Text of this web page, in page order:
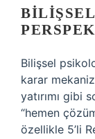
Bilişsel
karar
yatırımı gibi
“hemen
özellikle 5’li